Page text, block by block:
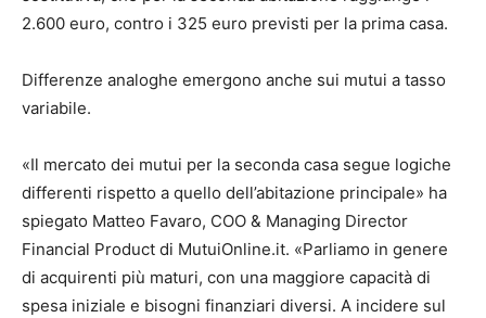
2.600 euro, contro i 325 euro previsti per la prima casa.
Differenze analoghe emergono anche sui mutui a tasso
variabile.
«Il mercato dei mutui per la seconda casa segue logiche
differenti rispetto a quello dell’abitazione principale» ha
spiegato Matteo Favaro, COO & Managing Director
Financial Product di MutuiOnline.it. «Parliamo in genere
di acquirenti più maturi, con una maggiore capacità di
spesa iniziale e bisogni finanziari diversi. A incidere sul